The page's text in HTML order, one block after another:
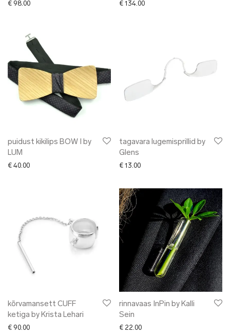
€ 98.00 € 134.00
puidust kikilips BOW I by
LUM
€ 40.00
tagavara lugemisprillid by
Glens
€ 13.00
kõrvamansett CUFF
ketiga by Krista Lehari
€ 90.00
rinnavaas InPin by Kalli
Sein
€ 22.00